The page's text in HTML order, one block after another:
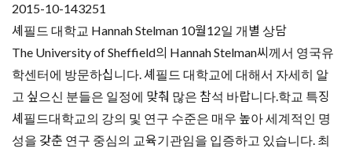
2015-10-143251
셰필드 대학교 Hannah Stelman 10월12일 개별 상담
The University of Sheffield의 Hannah Stelman씨께서 영국유
학센터에 방문하십니다. 셰필드 대학교에 대해서 자세히 알
고 싶으신 분들은 일정에 맞춰 많은 참석 바랍니다.학교 특징
셰필드대학교의 강의 및 연구 수준은 매우 높아 세계적인 명
성을 갖춘 연구 중심의 교육기관임을 입증하고 있습니다. 최